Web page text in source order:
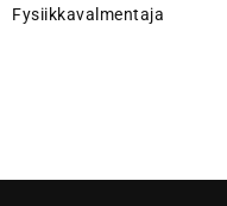
Fysiikkavalmentaja